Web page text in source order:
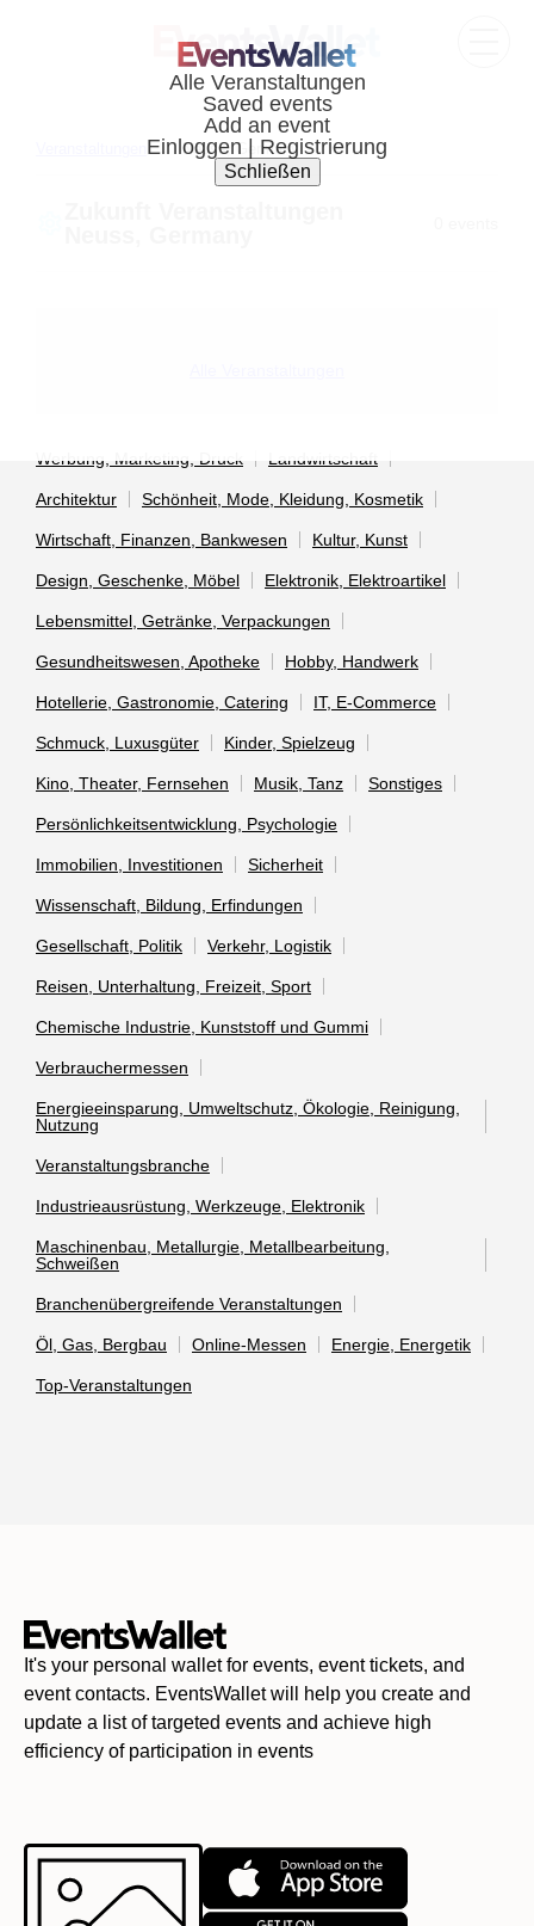
Neuss, Germany
Werbung, Marketing, Druck Landwirtschaft
Architektur Schönheit, Mode, Kleidung, Kosmetik
Wirtschaft, Finanzen, Bankwesen Kultur, Kunst
Design, Geschenke, Möbel Elektronik, Elektroartikel
Lebensmittel, Getränke, Verpackungen
Gesundheitswesen, Apotheke Hobby, Handwerk
Hotellerie, Gastronomie, Catering IT, E-Commerce
Schmuck, Luxusgüter Kinder, Spielzeug
Kino, Theater, Fernsehen Musik, Tanz Sonstiges
Persönlichkeitsentwicklung, Psychologie
Immobilien, Investitionen Sicherheit
Wissenschaft, Bildung, Erfindungen
Gesellschaft, Politik Verkehr, Logistik
Reisen, Unterhaltung, Freizeit, Sport
Chemische Industrie, Kunststoff und Gummi
Verbrauchermessen
Energieeinsparung, Umweltschutz, Ökologie, Reinigung,
Nutzung
Veranstaltungsbranche
Industrieausrüstung, Werkzeuge, Elektronik
Maschinenbau, Metallurgie, Metallbearbeitung,
Schweißen
Branchenübergreifende Veranstaltungen
Öl, Gas, Bergbau Online-Messen Energie, Energetik
Top-Veranstaltungen
It's your personal wallet for events, event tickets, and
event contacts. EventsWallet will help you create and
update a list of targeted events and achieve high
efficiency of participation in events